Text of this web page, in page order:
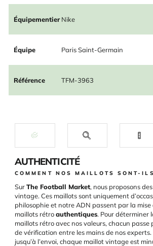
Équipementier Nike
Équipe Paris Saint-Germain
Référence TFM-3963
AUTHENTICITÉ
COMMENT NOS MAILLOTS SONT-
SurThe Football Market, nous proposons
vintage. Ces maillots sont uniquement
philosophie et notre ADN passent par la mise
maillots rétroauthentiques. Pour déterminer
maillots rétro avec nos valeurs, chacun passe
de vérification entre les mains de nos experts.
jusqu’à l’envoi, chaque maillot vintage est